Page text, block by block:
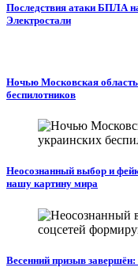
Последствия атаки БПЛА
Электростали
Ночью Московская область
беспилотников
Неосознанный выбор и
нашу картину мира
Весенний призыв